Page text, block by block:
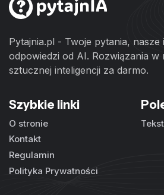
Pytajnia.pl - Twoje pytania, nasze
odpowiedzi od AI. Rozwiązania w
sztucznej inteligencji za darmo.
Szybkie linki
O stronie
Kontakt
Regulamin
Polityka Prywatności